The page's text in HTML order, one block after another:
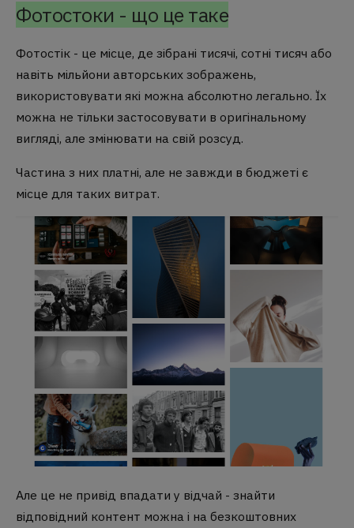
Фотостоки - що це таке
Фотостік - це місце, де зібрані тисячі, сотні тисяч або
навіть мільйони авторських зображень,
використовувати які можна абсолютно легально. Їх
можна не тільки застосовувати в оригінальному
вигляді, але змінювати на свій розсуд.
Частина з них платні, але не завжди в бюджеті є
місце для таких витрат.
Але це не привід впадати у відчай - знайти
відповідний контент можна і на безкоштовних